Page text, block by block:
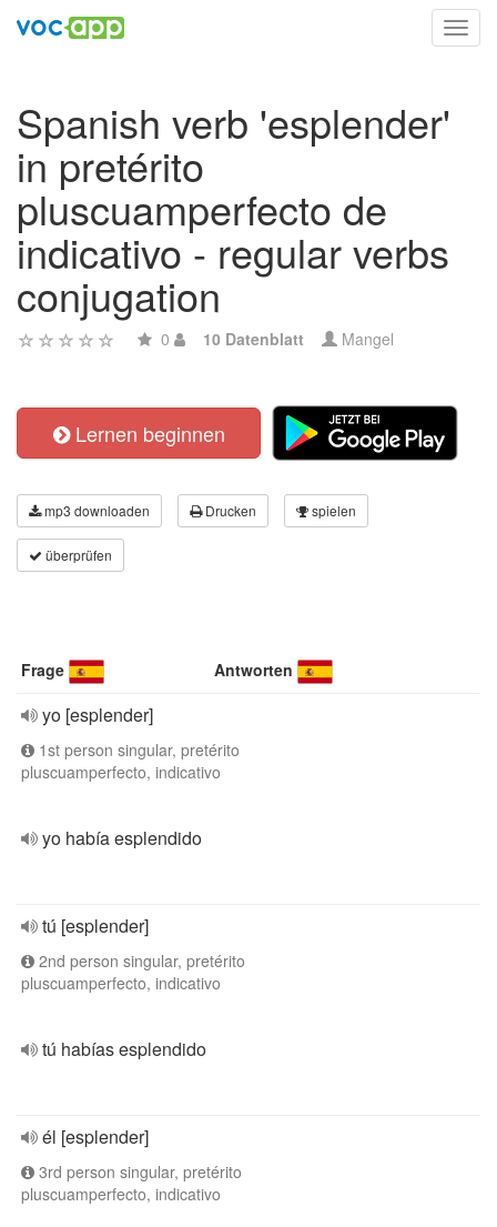
Spanish verb 'esplender'
in pretérito
pluscuamperfecto de
indicativo - regular verbs
conjugation
0 10 Datenblatt Mangel
Lernen beginnen
mp3 downloaden Drucken spielen
überprüfen
Frage Antworten
yo [esplender]
1st person singular, pretérito
pluscuamperfecto, indicativo
yo había esplendido
tú [esplender]
2nd person singular, pretérito
pluscuamperfecto, indicativo
tú habías esplendido
él [esplender]
3rd person singular, pretérito
pluscuamperfecto, indicativo